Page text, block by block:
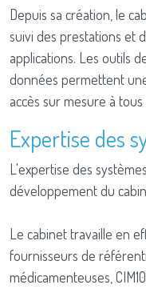
Depuis sa création, le
suivi des prestations et
applications. Les outils
données permettent
accès sur mesure à
Expertise des
L'expertise des
développement du
Le cabinet travaille en
fournisseurs de
médicamenteuses,